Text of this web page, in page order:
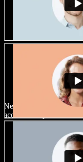
Un'ampia
femminili,
Nessun progetto deve
accenti AI e personalizzali.